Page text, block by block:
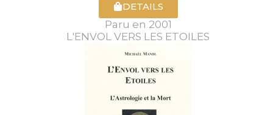
DETAILS
Paru en 2001
L'ENVOL VERS LES ETOILES